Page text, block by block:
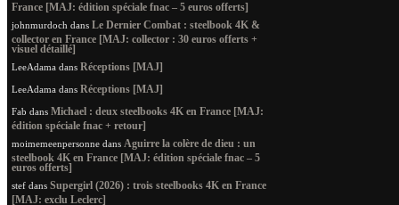
France [MAJ: édition spéciale fnac – 5 euros offerts]
johnmurdoch dans Le Dernier Combat : steelbook 4K &
collector en France [MAJ: collector : 30 euros offerts +
visuel détaillé]
LeeAdama dans Réceptions [MAJ]
LeeAdama dans Réceptions [MAJ]
Fab dans Michael : deux steelbooks 4K en France [MAJ:
édition spéciale fnac + retour]
moimemeenpersonne dans Aguirre la colère de dieu : un
steelbook 4K en France [MAJ: édition spéciale fnac – 5
euros offerts]
stef dans Supergirl (2026) : trois steelbooks 4K en France
[MAJ: exclu Leclerc]